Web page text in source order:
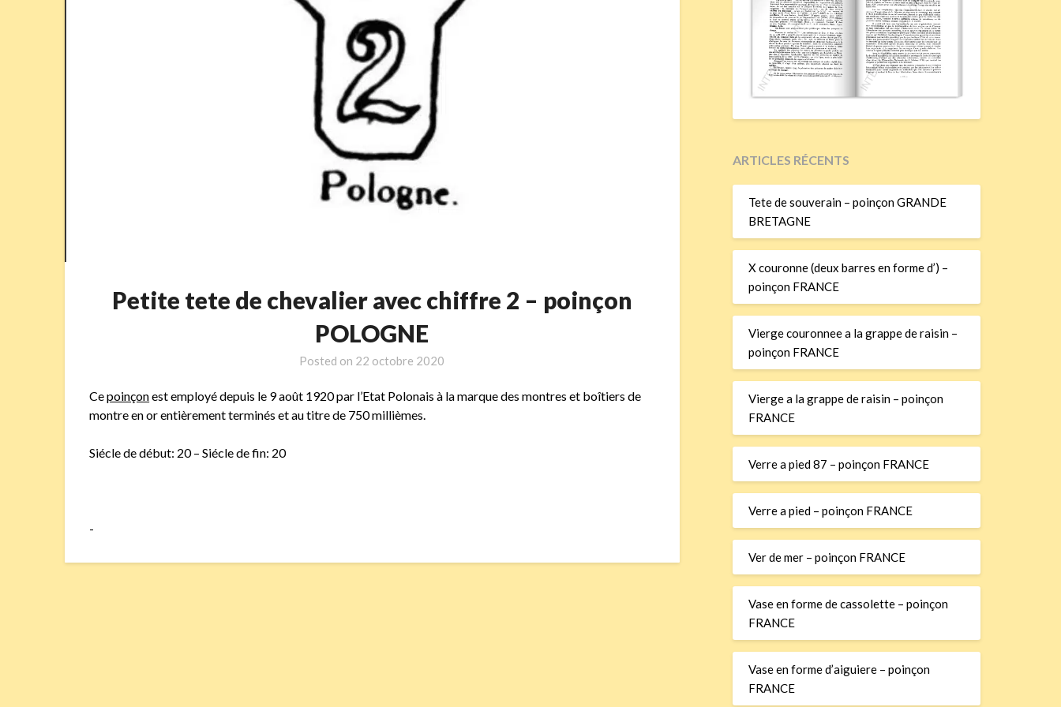
Petite tete de chevalier avec chiffre 2 – poinçon
POLOGNE
Posted on 22 octobre 2020
Cepoinçonest employé depuis le 9 août 1920 par l’Etat Polonais à la marque des montres et boîtiers de
montre en or entièrement terminés et au titre de 750 millièmes.
Siécle de début: 20 – Siécle de fin: 20
-
ARTICLES RÉCENTS
Tete de souverain – poinçon GRANDE
BRETAGNE
X couronne (deux barres en forme d’) –
poinçon FRANCE
Vierge couronnee a la grappe de raisin –
poinçon FRANCE
Vierge a la grappe de raisin – poinçon
FRANCE
Verre a pied 87 – poinçon FRANCE
Verre a pied – poinçon FRANCE
Ver de mer – poinçon FRANCE
Vase en forme de cassolette – poinçon
FRANCE
Vase en forme d’aiguiere – poinçon
FRANCE